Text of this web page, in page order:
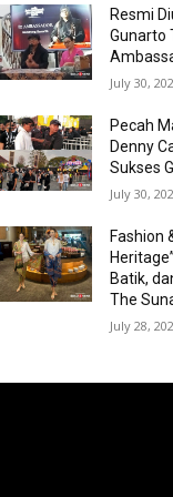
Resmi
Gunarto
July 30,
Pecah
Denny
Sukses
July 30,
Fashion
Batik,
The
July 28,